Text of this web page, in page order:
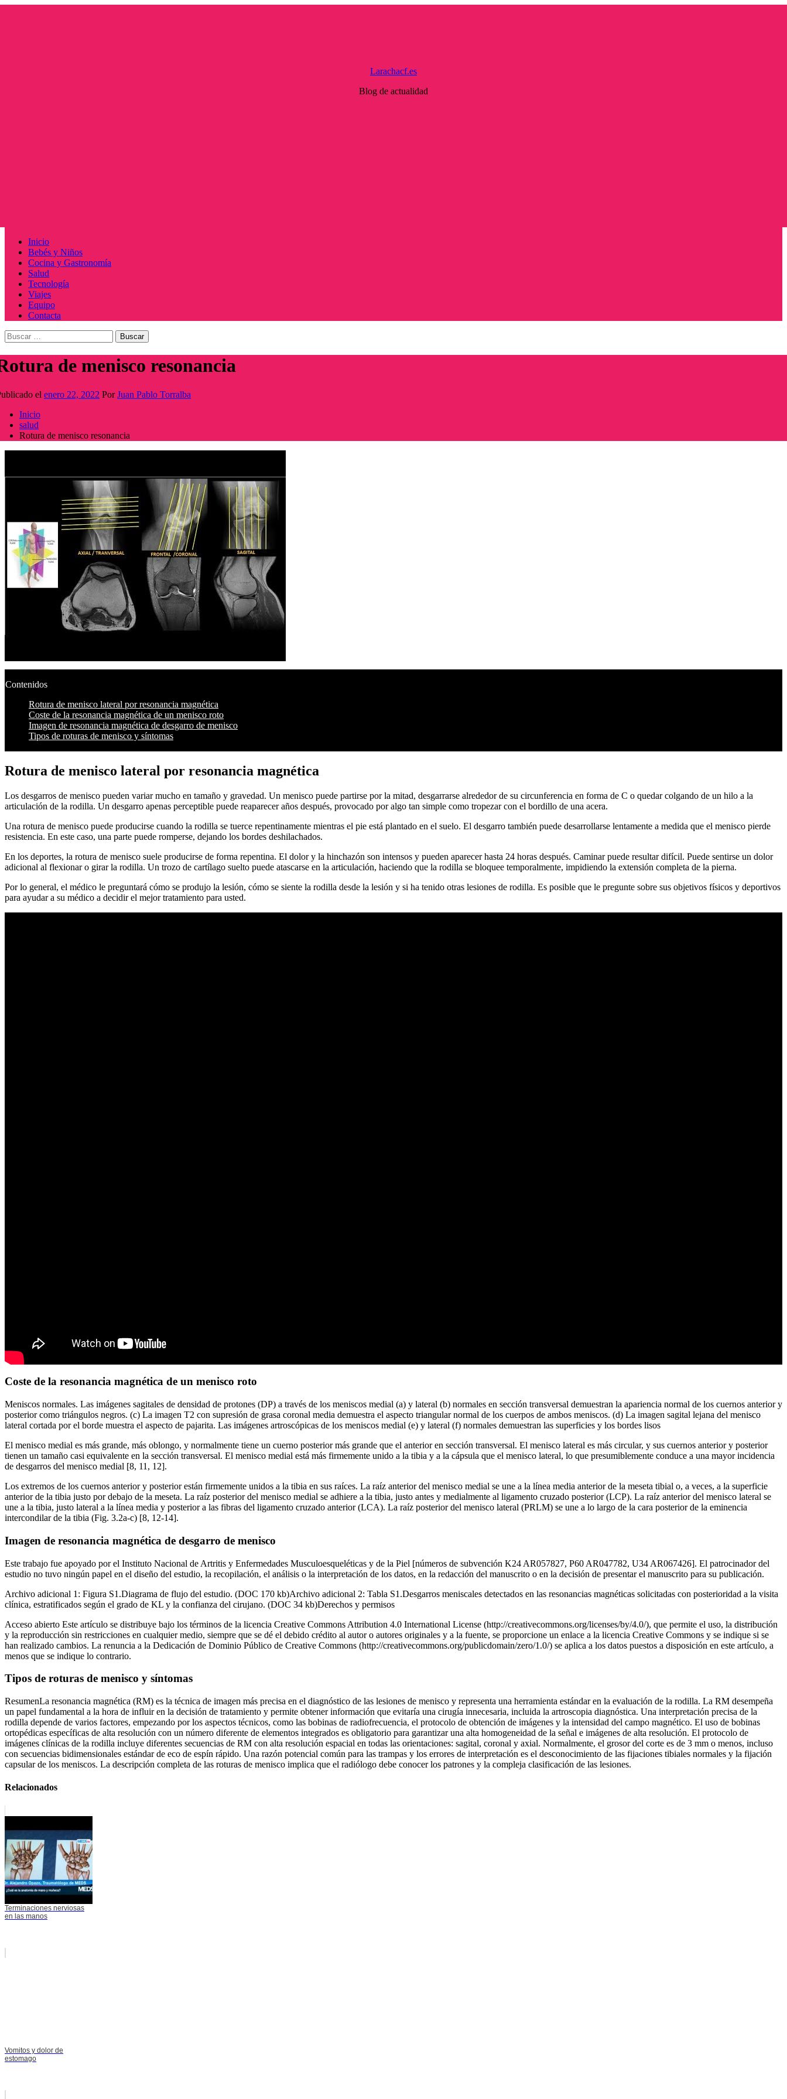
Larachacf.es
Blog de actualidad
Menú
principal
Inicio
Bebés y Niños
Cocina y Gastronomía
Salud
Tecnología
Viajes
Equipo
Contacta
Buscar:
de menisco resonancia
el enero 22, 2022 PorJuan Pablo Torralba
Inicio
salud
Rotura de menisco resonancia
Contenidos
Rotura de menisco lateral por resonancia magnética
Coste de la resonancia magnética de un menisco roto
Imagen de resonancia magnética de desgarro de menisco
Tipos de roturas de menisco y síntomas
Rotura de menisco lateral por resonancia magnética
Los desgarros de menisco pueden variar mucho en tamaño y gravedad. Un menisco puede partirse por la mitad, desgarrarse alrededor de su circunferencia en forma de C o quedar colgando de un hilo a la
articulación de la rodilla. Un desgarro apenas perceptible puede reaparecer años después, provocado por algo tan simple como tropezar con el bordillo de una acera.
Una rotura de menisco puede producirse cuando la rodilla se tuerce repentinamente mientras el pie está plantado en el suelo. El desgarro también puede desarrollarse lentamente a medida que el menisco pierde
resistencia. En este caso, una parte puede romperse, dejando los bordes deshilachados.
En los deportes, la rotura de menisco suele producirse de forma repentina. El dolor y la hinchazón son intensos y pueden aparecer hasta 24 horas después. Caminar puede resultar difícil. Puede sentirse un dolor
adicional al flexionar o girar la rodilla. Un trozo de cartílago suelto puede atascarse en la articulación, haciendo que la rodilla se bloquee temporalmente, impidiendo la extensión completa de la pierna.
Por lo general, el médico le preguntará cómo se produjo la lesión, cómo se siente la rodilla desde la lesión y si ha tenido otras lesiones de rodilla. Es posible que le pregunte sobre sus objetivos físicos y deportivos
para ayudar a su médico a decidir el mejor tratamiento para usted.
Coste de la resonancia magnética de un menisco roto
Meniscos normales. Las imágenes sagitales de densidad de protones (DP) a través de los meniscos medial (a) y lateral (b) normales en sección transversal demuestran la apariencia normal de los cuernos anterior y
posterior como triángulos negros. (c) La imagen T2 con supresión de grasa coronal media demuestra el aspecto triangular normal de los cuerpos de ambos meniscos. (d) La imagen sagital lejana del menisco
lateral cortada por el borde muestra el aspecto de pajarita. Las imágenes artroscópicas de los meniscos medial (e) y lateral (f) normales demuestran las superficies y los bordes lisos
El menisco medial es más grande, más oblongo, y normalmente tiene un cuerno posterior más grande que el anterior en sección transversal. El menisco lateral es más circular, y sus cuernos anterior y posterior
tienen un tamaño casi equivalente en la sección transversal. El menisco medial está más firmemente unido a la tibia y a la cápsula que el menisco lateral, lo que presumiblemente conduce a una mayor incidencia
de desgarros del menisco medial [8, 11, 12].
Los extremos de los cuernos anterior y posterior están firmemente unidos a la tibia en sus raíces. La raíz anterior del menisco medial se une a la línea media anterior de la meseta tibial o, a veces, a la superficie
anterior de la tibia justo por debajo de la meseta. La raíz posterior del menisco medial se adhiere a la tibia, justo antes y medialmente al ligamento cruzado posterior (LCP). La raíz anterior del menisco lateral se
une a la tibia, justo lateral a la línea media y posterior a las fibras del ligamento cruzado anterior (LCA). La raíz posterior del menisco lateral (PRLM) se une a lo largo de la cara posterior de la eminencia
intercondilar de la tibia (Fig. 3.2a-c) [8, 12-14].
Imagen de resonancia magnética de desgarro de menisco
Este trabajo fue apoyado por el Instituto Nacional de Artritis y Enfermedades Musculoesqueléticas y de la Piel [números de subvención K24 AR057827, P60 AR047782, U34 AR067426]. El patrocinador del
estudio no tuvo ningún papel en el diseño del estudio, la recopilación, el análisis o la interpretación de los datos, en la redacción del manuscrito o en la decisión de presentar el manuscrito para su publicación.
Archivo adicional 1: Figura S1.Diagrama de flujo del estudio. (DOC 170 kb)Archivo adicional 2: Tabla S1.Desgarros meniscales detectados en las resonancias magnéticas solicitadas con posterioridad a la visita
clínica, estratificados según el grado de KL y la confianza del cirujano. (DOC 34 kb)Derechos y permisos
Acceso abierto Este artículo se distribuye bajo los términos de la licencia Creative Commons Attribution 4.0 International License (http://creativecommons.org/licenses/by/4.0/), que permite el uso, la distribución
y la reproducción sin restricciones en cualquier medio, siempre que se dé el debido crédito al autor o autores originales y a la fuente, se proporcione un enlace a la licencia Creative Commons y se indique si se
han realizado cambios. La renuncia a la Dedicación de Dominio Público de Creative Commons (http://creativecommons.org/publicdomain/zero/1.0/) se aplica a los datos puestos a disposición en este artículo, a
menos que se indique lo contrario.
Tipos de roturas de menisco y síntomas
ResumenLa resonancia magnética (RM) es la técnica de imagen más precisa en el diagnóstico de las lesiones de menisco y representa una herramienta estándar en la evaluación de la rodilla. La RM desempeña
un papel fundamental a la hora de influir en la decisión de tratamiento y permite obtener información que evitaría una cirugía innecesaria, incluida la artroscopia diagnóstica. Una interpretación precisa de la
rodilla depende de varios factores, empezando por los aspectos técnicos, como las bobinas de radiofrecuencia, el protocolo de obtención de imágenes y la intensidad del campo magnético. El uso de bobinas
ortopédicas específicas de alta resolución con un número diferente de elementos integrados es obligatorio para garantizar una alta homogeneidad de la señal e imágenes de alta resolución. El protocolo de
imágenes clínicas de la rodilla incluye diferentes secuencias de RM con alta resolución espacial en todas las orientaciones: sagital, coronal y axial. Normalmente, el grosor del corte es de 3 mm o menos, incluso
con secuencias bidimensionales estándar de eco de espín rápido. Una razón potencial común para las trampas y los errores de interpretación es el desconocimiento de las fijaciones tibiales normales y la fijación
capsular de los meniscos. La descripción completa de las roturas de menisco implica que el radiólogo debe conocer los patrones y la compleja clasificación de las lesiones.
Relacionados
Terminaciones nerviosas
en las manos
Vomitos y dolor de
estomago